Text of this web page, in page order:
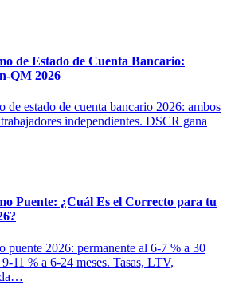
de Estado de Cuenta Bancario:
QM 2026
de estado de cuenta bancario 2026: ambos
independientes. DSCR gana
Puente: ¿Cuál Es el Correcto para tu
puente 2026: permanente al 6-7 % a 30
11 % a 6-24 meses. Tasas, LTV,